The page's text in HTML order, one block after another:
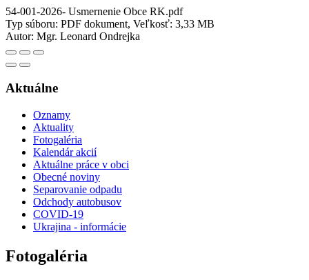
54-001-2026- Usmernenie Obce RK.pdf
Typ súboru: PDF dokument, Veľkosť: 3,33 MB
Autor: Mgr. Leonard Ondrejka
Aktuálne
Oznamy
Aktuality
Fotogaléria
Kalendár akcií
Aktuálne práce v obci
Obecné noviny
Separovanie odpadu
Odchody autobusov
COVID-19
Ukrajina - informácie
Fotogaléria